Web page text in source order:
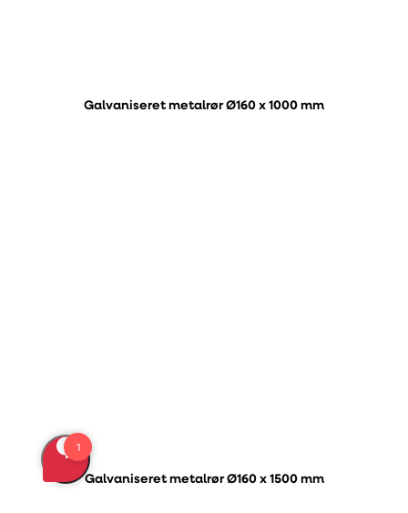
Galvaniseret metalrør Ø160 x 1000 mm
Galvaniseret metalrør Ø160 x 1500 mm